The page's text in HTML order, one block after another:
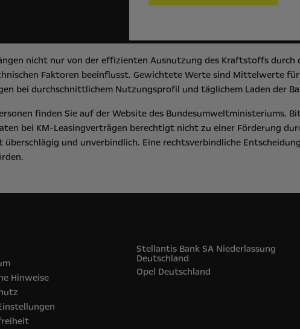
nicht nur von der effizienten Ausnutzung des Kraftstoffs durch
Faktoren beeinflusst. Gewichtete Werte sind Mittelwerte
bei durchschnittlichem Nutzungsprofil und täglichem Laden der
finden Sie auf der Website des Bundesumweltministeriums.
bei KM-Leasingverträgen berechtigt nicht zu einer Förderung
und unverbindlich. Eine rechtsverbindliche
Hinweise
Stellantis Bank SA Niederlassung
Deutschland
Opel‎ Deutschland